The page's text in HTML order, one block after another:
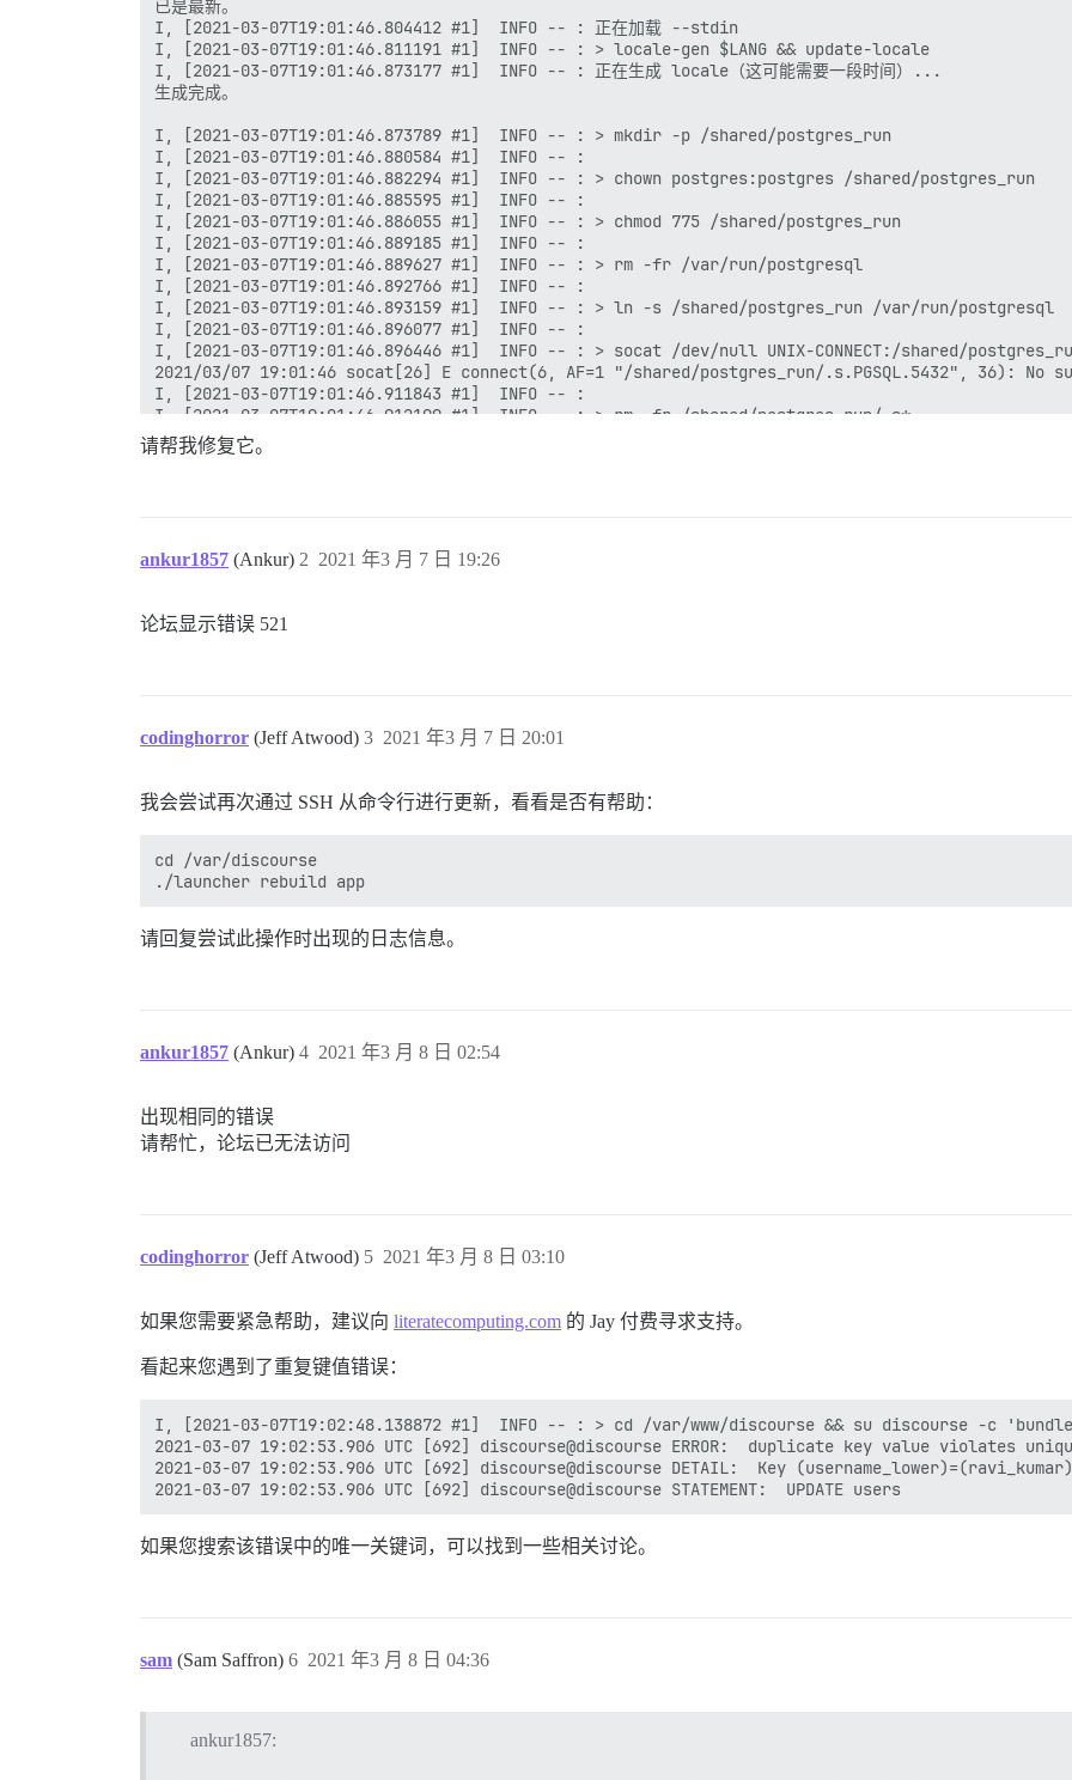
请帮我修复它。
ankur1857 (Ankur) 2021 年3 月 7 日 19:26
2
论坛显示错误 521
codinghorror (Jeff Atwood) 2021 年3 月 7 日 20:01
3
我会尝试再次通过 SSH 从命令行进行更新，看看是否有帮助：
cd /var/discourse
请回复尝试此操作时出现的日志信息。
ankur1857 (Ankur) 2021 年3 月 8 日 02:54
4
出现相同的错误
请帮忙，论坛已无法访问
codinghorror (Jeff Atwood) 2021 年3 月 8 日 03:10
5
如果您需要紧急帮助，建议向 literatecomputing.com 的 Jay 付费寻求支持。
看起来您遇到了重复键值错误：
I, [2021-03-07T19:02:48.138872 #1]  INFO -- : > cd /var/www/discourse && su discourse -c
2021-03-07 19:02:53.906 UTC [692] discourse@discourse ERROR:  duplicate key value violates
2021-03-07 19:02:53.906 UTC [692] discourse@discourse DETAIL:  Key
如果您搜索该错误中的唯一关键词，可以找到一些相关讨论。
sam (Sam Saffron) 2021 年3 月 8 日 04:36
6
ankur1857: